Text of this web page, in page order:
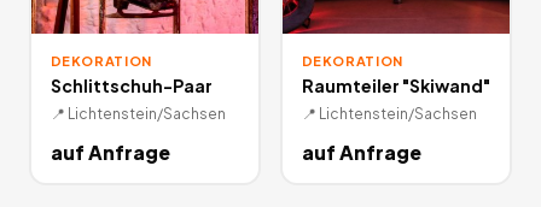
DEKORATION
Schlittschuh-Paar
📍 Lichtenstein/Sachsen
auf Anfrage
DEKORATION
Raumteiler "Skiwand"
📍 Lichtenstein/Sachsen
auf Anfrage